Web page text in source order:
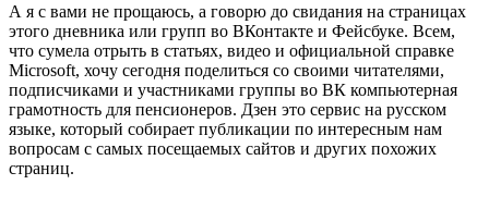
А я с вами не прощаюсь, а говорю до свидания на страницах
этого дневника или групп во ВКонтакте и Фейсбуке. Всем,
что сумела отрыть в статьях, видео и официальной справке
Microsoft, хочу сегодня поделиться со своими читателями,
подписчиками и участниками группы во ВК компьютерная
грамотность для пенсионеров. Дзен это сервис на русском
языке, который собирает публикации по интересным нам
вопросам с самых посещаемых сайтов и других похожих
страниц.